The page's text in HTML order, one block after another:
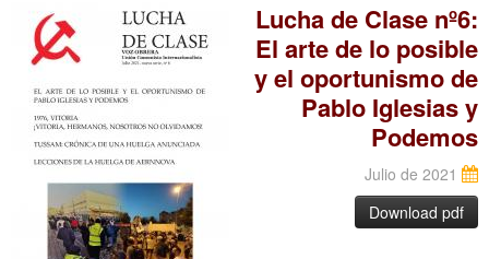
Lucha de Clase nº6:
El arte de lo posible
y el oportunismo de
Pablo Iglesias y
Podemos
Download pdf